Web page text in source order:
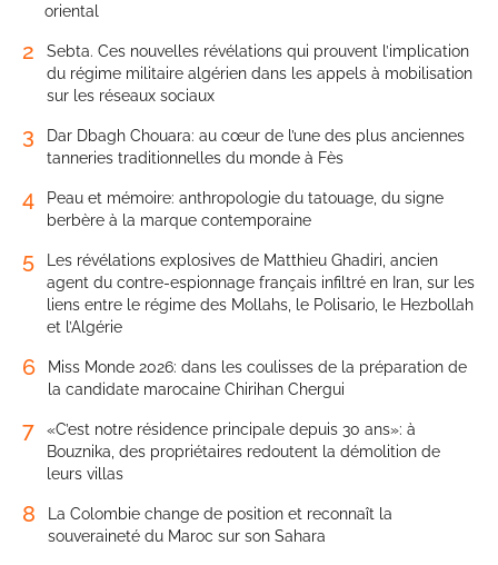
oriental
2
Sebta. Ces nouvelles révélations qui prouvent l’implication
du régime militaire algérien dans les appels à mobilisation
sur les réseaux sociaux
3
Dar Dbagh Chouara: au cœur de l’une des plus anciennes
tanneries traditionnelles du monde à Fès
4
Peau et mémoire: anthropologie du tatouage, du signe
berbère à la marque contemporaine
5
Les révélations explosives de Matthieu Ghadiri, ancien
agent du contre-espionnage français infiltré en Iran, sur les
liens entre le régime des Mollahs, le Polisario, le Hezbollah
et l’Algérie
6
Miss Monde 2026: dans les coulisses de la préparation de
la candidate marocaine Chirihan Chergui
7
«C’est notre résidence principale depuis 30 ans»: à
Bouznika, des propriétaires redoutent la démolition de
leurs villas
8
La Colombie change de position et reconnaît la
souveraineté du Maroc sur son Sahara